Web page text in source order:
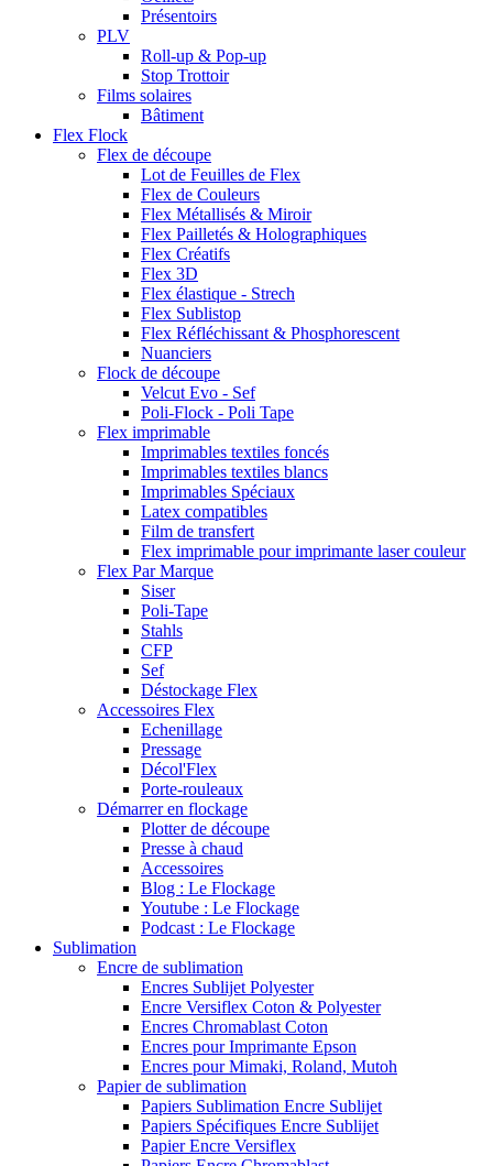
Présentoirs
PLV
Roll-up & Pop-up
Stop Trottoir
Films solaires
Bâtiment
Flex Flock
Flex de découpe
Lot de Feuilles de Flex
Flex de Couleurs
Flex Métallisés & Miroir
Flex Pailletés & Holographiques
Flex Créatifs
Flex 3D
Flex élastique - Strech
Flex Sublistop
Flex Réfléchissant & Phosphorescent
Nuanciers
Flock de découpe
Velcut Evo - Sef
Poli-Flock - Poli Tape
Flex imprimable
Imprimables textiles foncés
Imprimables textiles blancs
Imprimables Spéciaux
Latex compatibles
Film de transfert
Flex imprimable pour imprimante laser couleur
Flex Par Marque
Siser
Poli-Tape
Stahls
CFP
Sef
Déstockage Flex
Accessoires Flex
Echenillage
Pressage
Décol'Flex
Porte-rouleaux
Démarrer en flockage
Plotter de découpe
Presse à chaud
Accessoires
Blog : Le Flockage
Youtube : Le Flockage
Podcast : Le Flockage
Sublimation
Encre de sublimation
Encres Sublijet Polyester
Encre Versiflex Coton & Polyester
Encres Chromablast Coton
Encres pour Imprimante Epson
Encres pour Mimaki, Roland, Mutoh
Papier de sublimation
Papiers Sublimation Encre Sublijet
Papiers Spécifiques Encre Sublijet
Papier Encre Versiflex